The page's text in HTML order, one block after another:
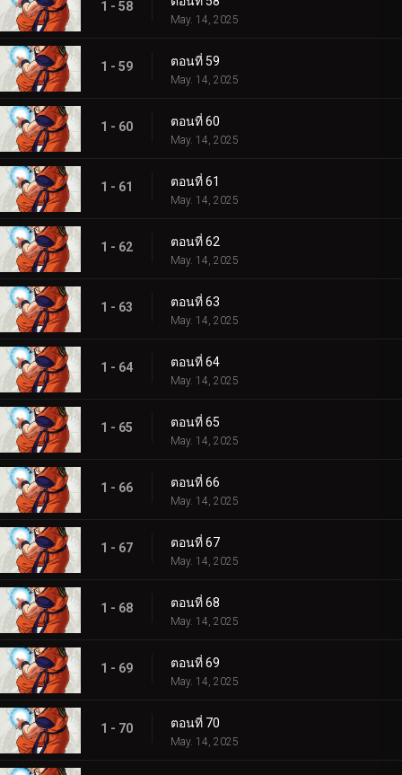
1 - 58
May. 14, 2025
1 - 59 ตอนที่ 59
May. 14, 2025
1 - 60 ตอนที่ 60
May. 14, 2025
1 - 61 ตอนที่ 61
May. 14, 2025
1 - 62 ตอนที่ 62
May. 14, 2025
1 - 63 ตอนที่ 63
May. 14, 2025
1 - 64 ตอนที่ 64
May. 14, 2025
1 - 65 ตอนที่ 65
May. 14, 2025
1 - 66 ตอนที่ 66
May. 14, 2025
1 - 67 ตอนที่ 67
May. 14, 2025
1 - 68 ตอนที่ 68
May. 14, 2025
1 - 69 ตอนที่ 69
May. 14, 2025
1 - 70 ตอนที่ 70
May. 14, 2025